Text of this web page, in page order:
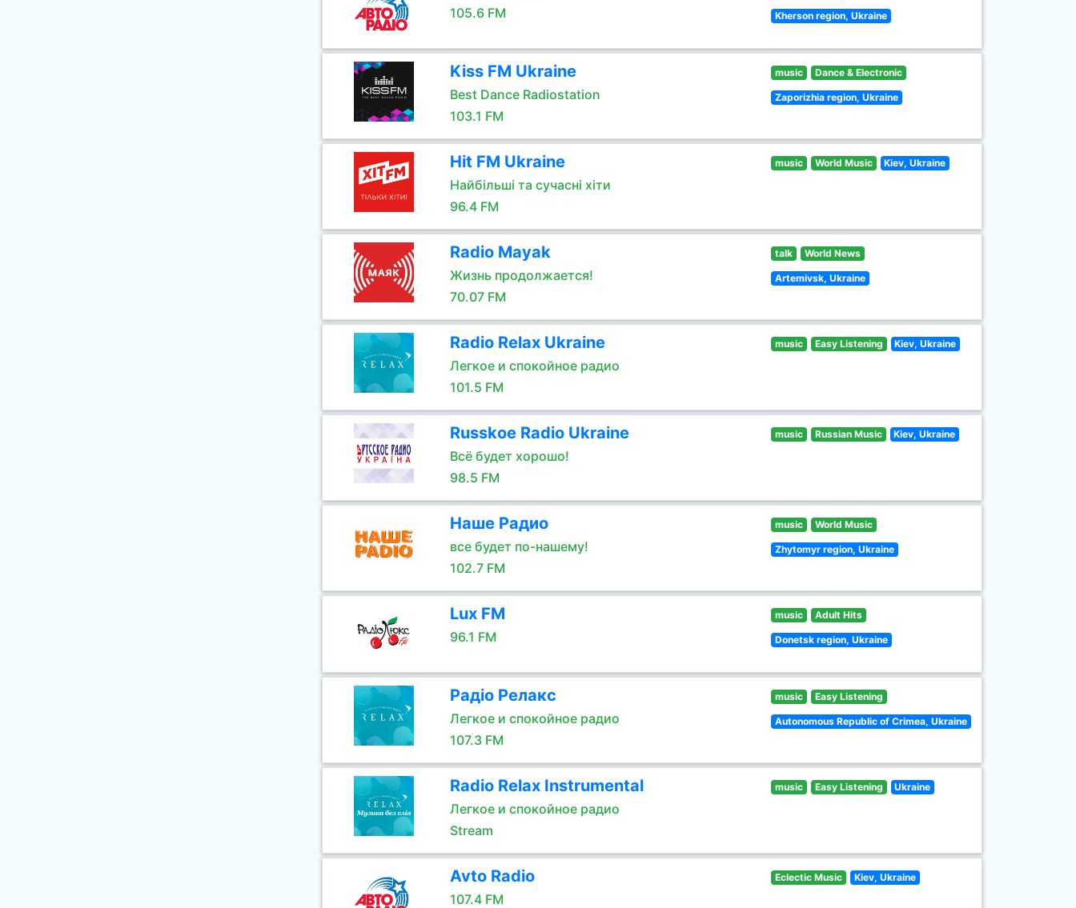
105.6 FM Kherson region, Ukraine
Kiss FM Ukraine
Best Dance Radiostation
103.1 FM
music Dance & Electronic
Zaporizhia region, Ukraine
Hit FM Ukraine
Найбільші та сучасні хіти
96.4 FM
music World Music Kiev, Ukraine
Radio Mayak
Жизнь продолжается!
70.07 FM
talk World News
Artemivsk, Ukraine
Radio Relax Ukraine
Легкое и спокойное радио
101.5 FM
music Easy Listening Kiev, Ukraine
Russkoe Radio Ukraine
Всё будет хорошо!
98.5 FM
music Russian Music Kiev, Ukraine
Наше Радио
все будет по-нашему!
102.7 FM
music World Music
Zhytomyr region, Ukraine
Lux FM
96.1 FM
music Adult Hits
Donetsk region, Ukraine
Радіо Релакс
Легкое и спокойное радио
107.3 FM
music Easy Listening
Autonomous Republic of Crimea, Ukraine
Radio Relax Instrumental
Легкое и спокойное радио
Stream
music Easy Listening Ukraine
Avto Radio
107.4 FM
Eclectic Music Kiev, Ukraine